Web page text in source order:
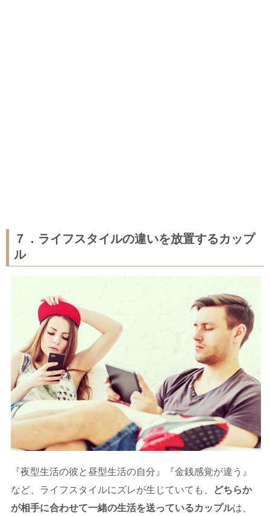
７．ライフスタイルの違いを放置するカップ
ル
『夜型生活の彼と昼型生活の自分』『金銭感覚が違う』
など、ライフスタイルにズレが生じていても、
どちらか
が相手に合わせて一緒の生活を送っているカップルは、